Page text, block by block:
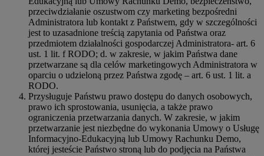
przeciwdziałanie oszustwom czy marketing bezpośredni
Administratora lub kontakt z Państwem, gdy w szczególności
jest to uzasadnione treścią zapytania od Państwa oraz
przedmiotem działalności gospodarczej Administratora- art. 6
ust. 1 lit. f RODO; d. w zakresie, w jakim Państwa dane
przetwarzane są dla celów marketingowych Administratora w
oparciu o udzieloną przez Państwa zgodę – art. 6 ust. 1 lit. a
RODO.
Przysługuje Państwu prawo dostępu do danych osobowych,
prawo ich sprostowania, usunięcia, a także prawo
ograniczenia przetwarzania danych. W zakresie, w jakim
przetwarzanie jest niezbędne do wykonania Umowy o Usługę
Informacyjno-Edukacyjną lub Umowy Rachunku Demo,
której jesteście Państwo stroną lub do podjęcia na Państwa